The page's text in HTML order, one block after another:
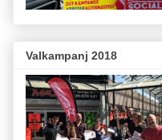
Valkampanj 2018